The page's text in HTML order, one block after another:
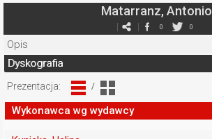
Matarranz, Antonio
0 0
Opis
Dyskografia
Prezentacja: /
Wykonawca wg wydawcy